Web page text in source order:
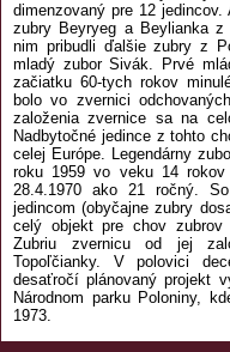
dimenzovaný pre 12
zubry Beyryeg a Beylianka z
nim pribudli ďalšie zubry z
mladý zubor Sivák. Prvé
začiatku 60-tych rokov
bolo vo zvernici
založenia zvernice sa na
Nadbytočné jedince z tohto
celej Európe. Legendárny
roku 1959 vo veku 14 rokov
28.4.1970 ako 21 ročný.
jedincom (obyčajne zubry
celý objekt pre chov zubrov
Zubriu zvernicu od jej
Topoľčianky. V polovici
desaťročí plánovaný projekt
Národnom parku Poloniny,
1973.